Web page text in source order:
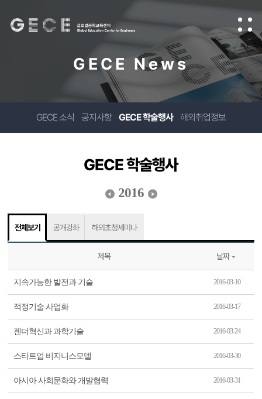
GECE News
GECE 소식 공지사항 GECE 학술행사 해외취업정보
GECE 학술행사
2016
전체보기 공개강좌 해외초청세미나
제목 날짜
지속가능한 발전과 기술 2016-03-10
적정기술 사업화 2016-03-17
젠더혁신과 과학기술 2016-03-24
스타트업 비지니스모델 2016-03-30
아시아 사회문화와 개발협력 2016-03-31